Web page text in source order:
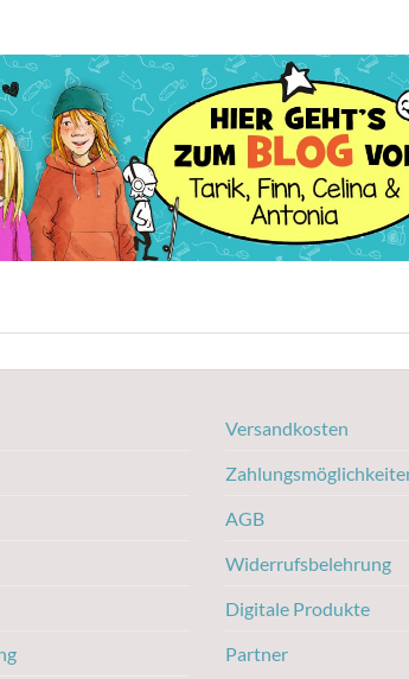
Versandkosten
AGB
Widerrufsbelehrung
Digitale Produkte
Partner